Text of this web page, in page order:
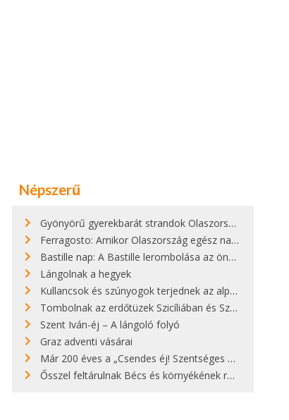
Népszerű
Gyönyörű gyerekbarát strandok Olaszországban - megmutatjuk a 15 legjobbat
Ferragosto: Amikor Olaszország egész nap nyaral
Bastille nap: A Bastille lerombolása az önkényuralom végét jelentette
Lángolnak a hegyek
Kullancsok és szúnyogok terjednek az alpesi legelőkön
Tombolnak az erdőtüzek Szicíliában és Szardínián
Szent Iván-éj – A lángoló folyó
Graz adventi vásárai
Már 200 éves a „Csendes éj! Szentséges éj!”
Ősszel feltárulnak Bécs és környékének rendkívüli építészeti kincsei